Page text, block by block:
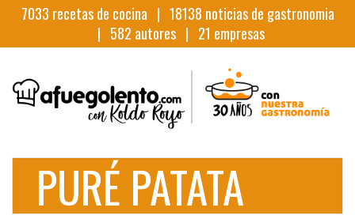
7033 recetas de cocina | 18138 noticias de gastronomia
| 582 autores | 21 empresas
PURÉ PATATA